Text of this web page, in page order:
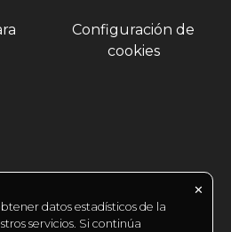
Configuración de
cookies
✕
datos estadísticos de la
servicios. Si continúa